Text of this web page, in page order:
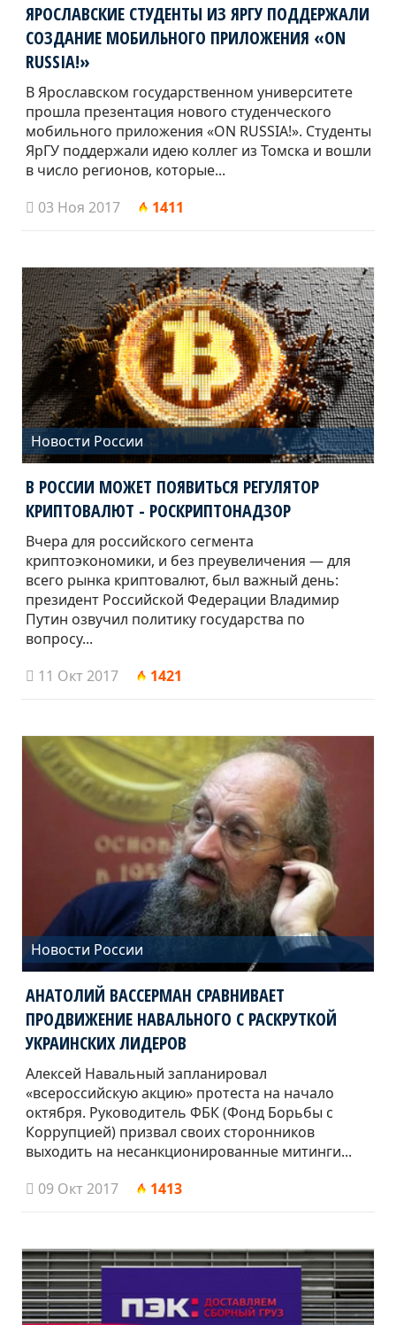
ЯРОСЛАВСКИЕ СТУДЕНТЫ ИЗ ЯРГУ ПОДДЕРЖАЛИ
СОЗДАНИЕ МОБИЛЬНОГО ПРИЛОЖЕНИЯ «ON
RUSSIA!»
В Ярославском государственном университете
прошла презентация нового студенческого
мобильного приложения «ON RUSSIA!». Студенты
ЯрГУ поддержали идею коллег из Томска и вошли
в число регионов, которые...
03 Ноя 2017
1411
Новости России
В РОССИИ МОЖЕТ ПОЯВИТЬСЯ РЕГУЛЯТОР
КРИПТОВАЛЮТ - РОСКРИПТОНАДЗОР
Вчера для российского сегмента
криптоэкономики, и без преувеличения — для
всего рынка криптовалют, был важный день:
президент Российской Федерации Владимир
Путин озвучил политику государства по
вопросу...
11 Окт 2017
1421
Новости России
АНАТОЛИЙ ВАССЕРМАН СРАВНИВАЕТ
ПРОДВИЖЕНИЕ НАВАЛЬНОГО С РАСКРУТКОЙ
УКРАИНСКИХ ЛИДЕРОВ
Алексей Навальный запланировал
«всероссийскую акцию» протеста на начало
октября. Руководитель ФБК (Фонд Борьбы с
Коррупцией) призвал своих сторонников
выходить на несанкционированные митинги...
09 Окт 2017
1413